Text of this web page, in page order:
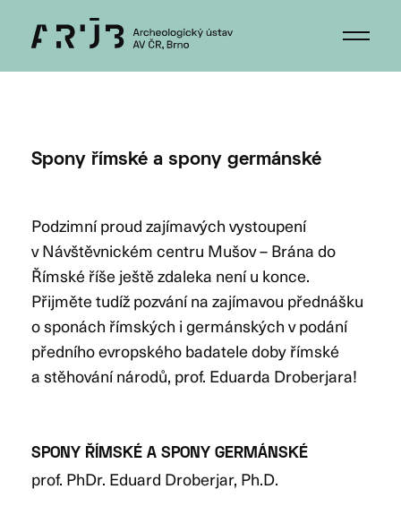
Spony římské a spony germánské
Podzimní proud zajímavých vystoupení
v Návštěvnickém centru Mušov – Brána do
Římské říše ještě zdaleka není u konce.
Přijměte tudíž pozvání na zajímavou přednášku
o sponách římských i germánských v podání
předního evropského badatele doby římské
a stěhování národů, prof. Eduarda Droberjara!
SPONY ŘÍMSKÉ A SPONY GERMÁNSKÉ
prof. PhDr. Eduard Droberjar, Ph.D.